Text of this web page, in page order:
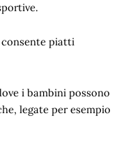
piatti
i bambini possono
legate per esempio